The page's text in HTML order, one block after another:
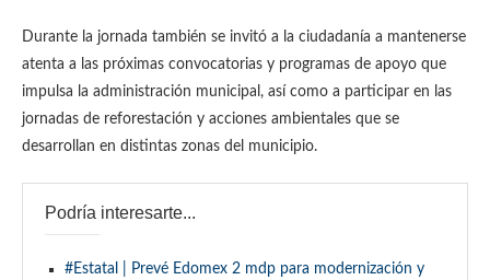
Durante la jornada también se invitó a la ciudadanía a mantenerse
atenta a las próximas convocatorias y programas de apoyo que
impulsa la administración municipal, así como a participar en las
jornadas de reforestación y acciones ambientales que se
desarrollan en distintas zonas del municipio.
Podría interesarte...
#Estatal | Prevé Edomex 2 mdp para modernización y